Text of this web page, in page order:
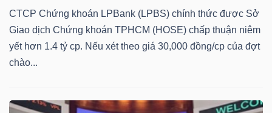
CTCP Chứng khoán LPBank (LPBS) chính thức được Sở
Giao dịch Chứng khoán TPHCM (HOSE) chấp thuận niêm
yết hơn 1.4 tỷ cp. Nếu xét theo giá 30,000 đồng/cp của đợt
chào...
Bài
viết
của
(-)